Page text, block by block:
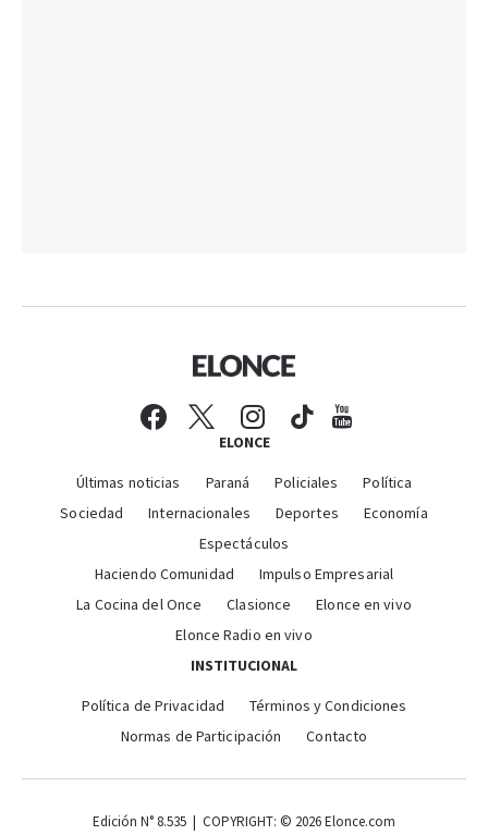
ELONCE
Últimas noticias Paraná Policiales
Política
Sociedad
Internacionales Deportes
Economía
Espectáculos
Haciendo Comunidad
Impulso Empresarial
La Cocina del Once
Clasionce
Elonce en vivo
Elonce Radio en vivo
INSTITUCIONAL
Política de Privacidad
Términos y Condiciones
Normas de Participación
Contacto
Edición N° 8.535 | COPYRIGHT: © 2026 Elonce.com